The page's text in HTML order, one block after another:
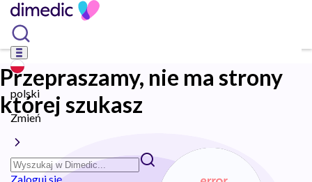
polski
Zmień
Zaloguj się
Przepraszamy, nie ma strony
której szukasz